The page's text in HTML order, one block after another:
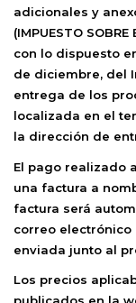
adicionales y
(IMPUESTO
con lo dispuesto
de diciembre, del
entrega de los
localizada en el
la dirección de
El pago realizado
una factura a
factura será
correo electrónico
enviada junto al
Los precios